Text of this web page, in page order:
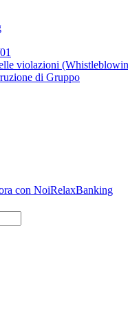
violazioni
di Gruppo
con NoiRelaxBanking